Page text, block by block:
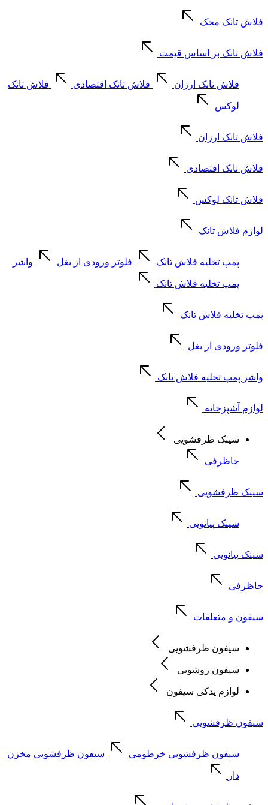
فلاش تانک محک
فلاش تانک بر اساس قیمت
فلاش تانک ارزان فلاش تانک اقتصادی فلاش تانک
لوکس
فلاش تانک ارزان
فلاش تانک اقتصادی
فلاش تانک لوکس
لوازم فلاش تانک
پمپ تخلیه فلاش تانک فلوتر ورودی از بغل واشر
پمپ تخلیه فلاش تانک
پمپ تخلیه فلاش تانک
فلوتر ورودی از بغل
واشر پمپ تخلیه فلاش تانک
لوازم آشپزخانه
سینک ظرفشویی
جاظرفی
سینک ظرفشویی
سینک پیانویی
سینک پیانویی
جاظرفی
سیفون و متعلقات
سیفون ظرفشویی
سیفون روشویی
لوازم یدکی سیفون
سیفون ظرفشویی
سیفون ظرفشویی خرطومی سیفون ظرفشویی مخزن
دار